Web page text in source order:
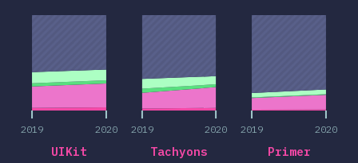
2019 2020
UIKit
2019 2020
Tachyons
2019 2020
Primer